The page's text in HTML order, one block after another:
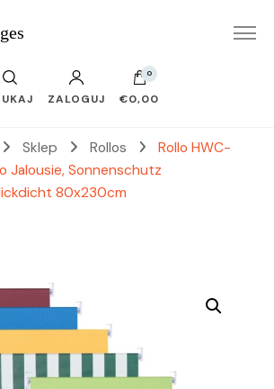
ZALOGUJ
0
€0,00
Sklep Rollos
Rollo HWC-
Jalousie, Sonnenschutz
80x230cm